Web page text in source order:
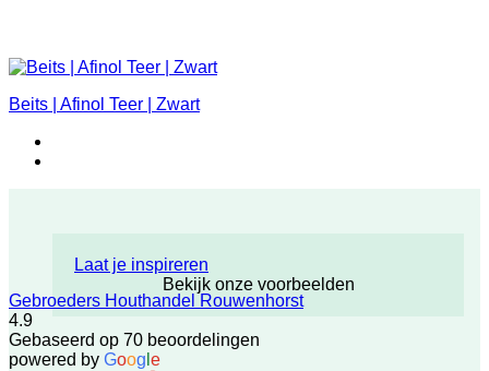
Laat je inspireren
Bekijk onze voorbeelden
Beits | Afinol Teer | Zwart
Gebroeders Houthandel Rouwenhorst
4.9
Gebaseerd op 70 beoordelingen
powered by Goog e